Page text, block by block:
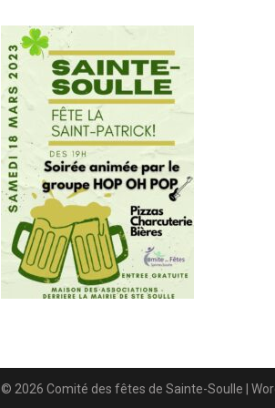
© 2026 Comité des fêtes de Sainte-Soulle |